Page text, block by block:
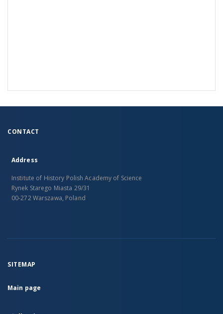
CONTACT
Address
Institute of History Polish Academy of Science
Rynek Starego Miasta 29/31
00-272 Warszawa, Poland
SITEMAP
Main page